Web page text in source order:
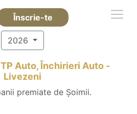
Înscrie-te
2026
Auto, Închirieri Auto -
Livezeni
premiate de Șoimii.